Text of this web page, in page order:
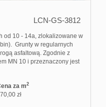
LCN-GS-3812
od 10 - 14a, zlokalizowane w
Grunty w regularnych
asfaltową. Zgodnie z
MN 10 i przeznaczony jest
za m2
70,00 zł